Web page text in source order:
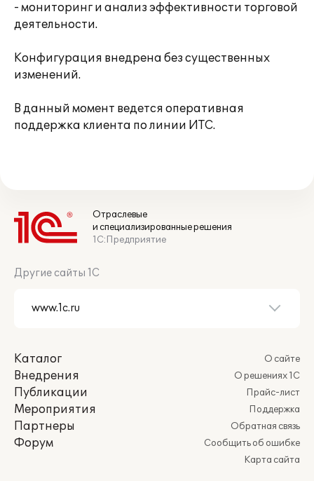
- мониторинг и анализ эффективности торговой
деятельности.
Конфигурация внедрена без существенных
изменений.
В данный момент ведется оперативная
поддержка клиента по линии ИТС.
Отраслевые
и специализированные решения
1С:Предприятие
Другие сайты 1С
Каталог
Внедрения
Публикации
Мероприятия
Партнеры
Форум
О сайте
О решениях 1С
Прайс-лист
Поддержка
Обратная связь
Сообщить об ошибке
Карта сайта